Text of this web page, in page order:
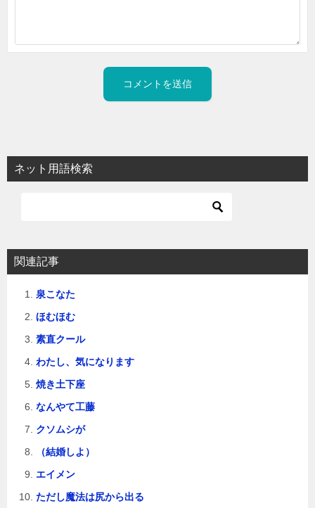
ネット用語検索
関連記事
泉こなた
ほむほむ
素直クール
わたし、気になります
焼き土下座
なんやて工藤
クソムシが
（結婚しよ）
エイメン
ただし魔法は尻から出る